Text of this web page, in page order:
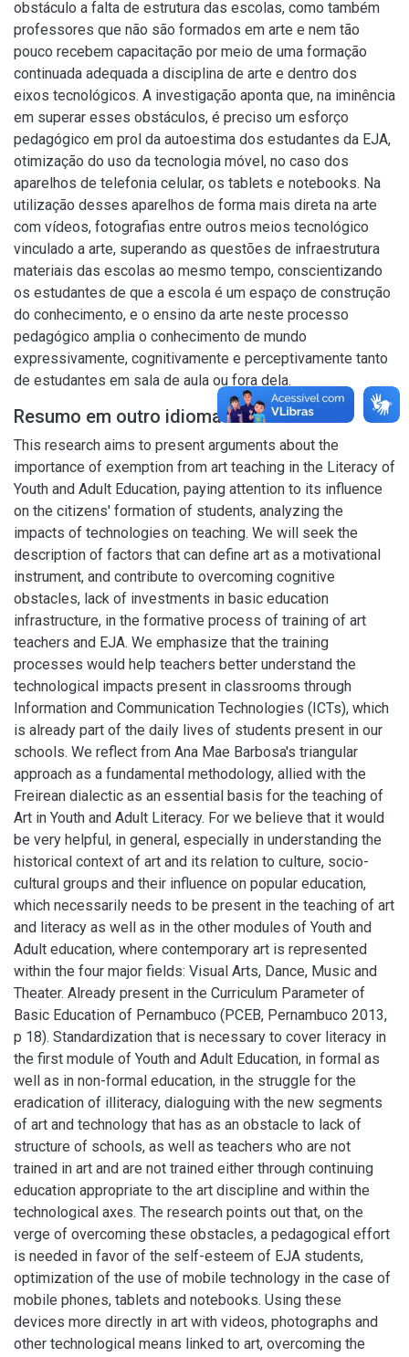
obstáculo a falta de estrutura das escolas, como também
professores que não são formados em arte e nem tão
pouco recebem capacitação por meio de uma formação
continuada adequada a disciplina de arte e dentro dos
eixos tecnológicos. A investigação aponta que, na iminência
em superar esses obstáculos, é preciso um esforço
pedagógico em prol da autoestima dos estudantes da EJA,
otimização do uso da tecnologia móvel, no caso dos
aparelhos de telefonia celular, os tablets e notebooks. Na
utilização desses aparelhos de forma mais direta na arte
com vídeos, fotografias entre outros meios tecnológico
vinculado a arte, superando as questões de infraestrutura
materiais das escolas ao mesmo tempo, conscientizando
os estudantes de que a escola é um espaço de construção
do conhecimento, e o ensino da arte neste processo
pedagógico amplia o conhecimento de mundo
expressivamente, cognitivamente e perceptivamente tanto
de estudantes em sala de aula ou fora dela.
Resumo em outro idioma
This research aims to present arguments about the
importance of exemption from art teaching in the Literacy of
Youth and Adult Education, paying attention to its influence
on the citizens' formation of students, analyzing the
impacts of technologies on teaching. We will seek the
description of factors that can define art as a motivational
instrument, and contribute to overcoming cognitive
obstacles, lack of investments in basic education
infrastructure, in the formative process of training of art
teachers and EJA. We emphasize that the training
processes would help teachers better understand the
technological impacts present in classrooms through
Information and Communication Technologies (ICTs), which
is already part of the daily lives of students present in our
schools. We reflect from Ana Mae Barbosa's triangular
approach as a fundamental methodology, allied with the
Freirean dialectic as an essential basis for the teaching of
Art in Youth and Adult Literacy. For we believe that it would
be very helpful, in general, especially in understanding the
historical context of art and its relation to culture, socio-
cultural groups and their influence on popular education,
which necessarily needs to be present in the teaching of art
and literacy as well as in the other modules of Youth and
Adult education, where contemporary art is represented
within the four major fields: Visual Arts, Dance, Music and
Theater. Already present in the Curriculum Parameter of
Basic Education of Pernambuco (PCEB, Pernambuco 2013,
p 18). Standardization that is necessary to cover literacy in
the first module of Youth and Adult Education, in formal as
well as in non-formal education, in the struggle for the
eradication of illiteracy, dialoguing with the new segments
of art and technology that has as an obstacle to lack of
structure of schools, as well as teachers who are not
trained in art and are not trained either through continuing
education appropriate to the art discipline and within the
technological axes. The research points out that, on the
verge of overcoming these obstacles, a pedagogical effort
is needed in favor of the self-esteem of EJA students,
optimization of the use of mobile technology in the case of
mobile phones, tablets and notebooks. Using these
devices more directly in art with videos, photographs and
other technological means linked to art, overcoming the